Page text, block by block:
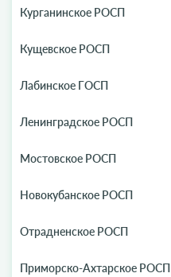
Курганинское РОСП
Кущевское РОСП
Лабинское ГОСП
Ленинградское РОСП
Мостовское РОСП
Новокубанское РОСП
Отрадненское РОСП
Приморско-Ахтарское РОСП